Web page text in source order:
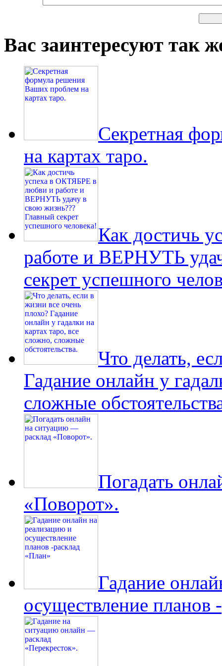
Вас заинтересуют так
Секретная
на картах таро.
Как достичь
работе и ВЕРНУТЬ
секрет успешного
Что делать,
Гадание онлайн у
сложные
Погадать
«Поворот».
Гадание
осуществление планов